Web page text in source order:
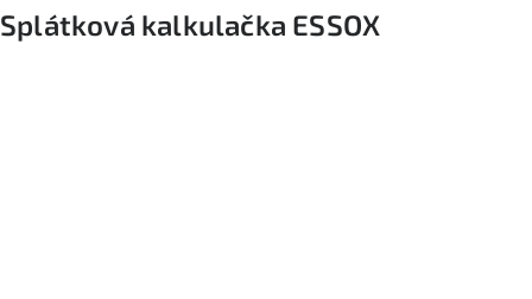
Splátková kalkulačka ESSOX